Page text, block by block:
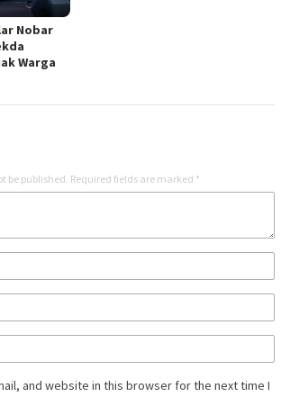
Nobar
Warga
be published. Required fields are marked *
and website in this browser for the next time I